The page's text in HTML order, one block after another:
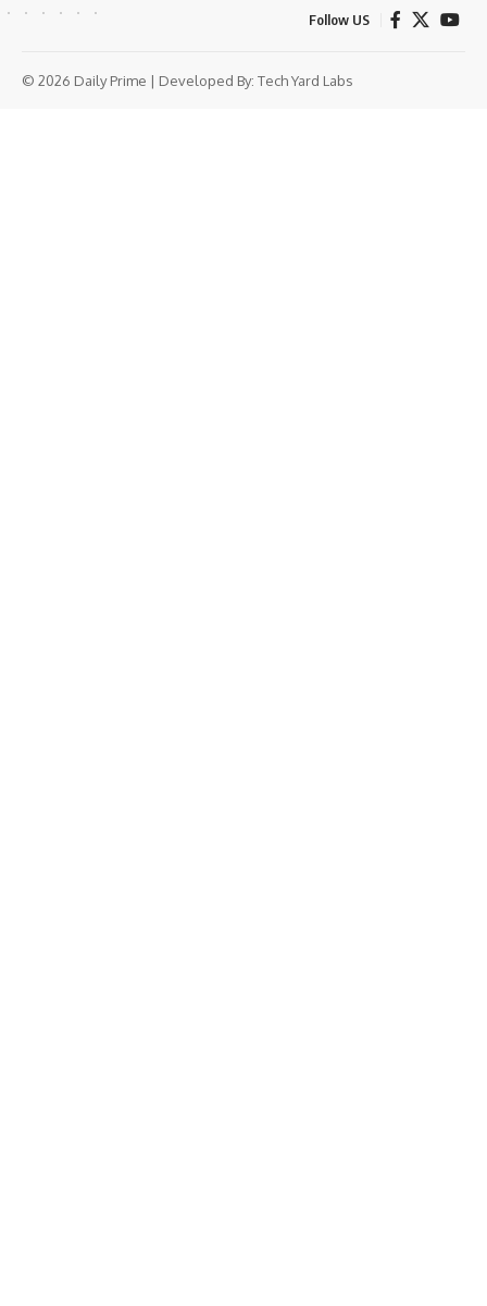
Follow US
© 2026 Daily Prime | Developed By: Tech Yard Labs